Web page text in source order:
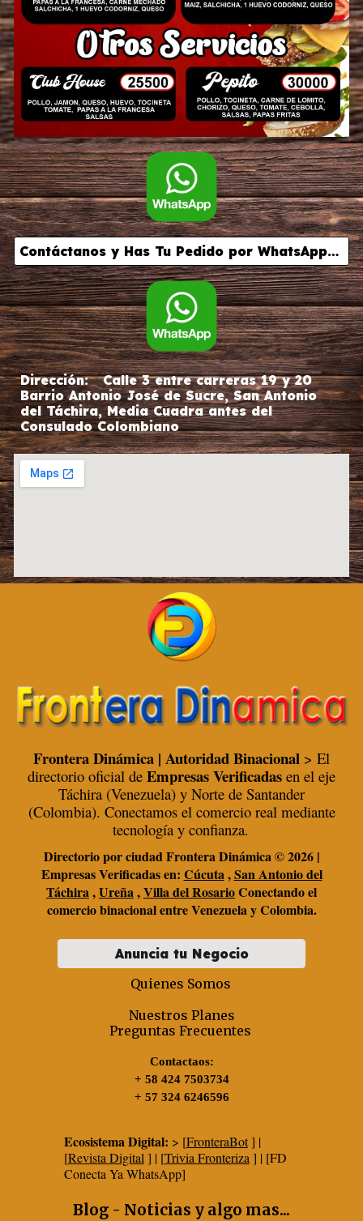
Contáctanos y Has Tu Pedido por WhatsApp - Aquí -
Dirección:Calle 3 entre carreras 19 y 20
Barrio Antonio Joséde Sucre, San Antonio
del Táchira, Media Cuadra antes del
Consulado Colombiano
Frontera Dinámica | Autoridad Binacional > El
directorio oficial de Empresas Verificadas en el eje
Táchira (Venezuela) y Norte de Santander
(Colombia). Conectamos el comercio real mediante
tecnología y confianza.
Directorio por ciudad Frontera Dinámica © 2026 |
Empresas Verificadas en: Cúcuta,San Antonio del
Táchira,Ureña,Villa del RosarioConectando el
comercio binacional entre Venezuela y Colombia.
Anuncia tu Negocio
Quienes Somos
Nuestros Planes
Preguntas Frecuentes
Contactaos:
+ 58 424 7503734
+ 57 324 6246596
Ecosistema Digital: > [FronteraBot] |
[Revista Digital] | [Trivia Fronteriza] | [FD
Conecta Ya WhatsApp]
Blog - Noticias y algo mas...